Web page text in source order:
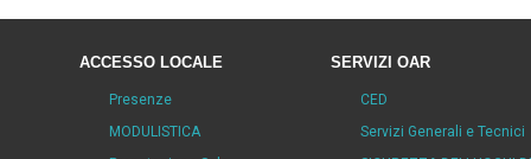
ACCESSO LOCALE
Presenze
MODULISTICA
SERVIZI OAR
CED
Servizi Generali e Tecnici